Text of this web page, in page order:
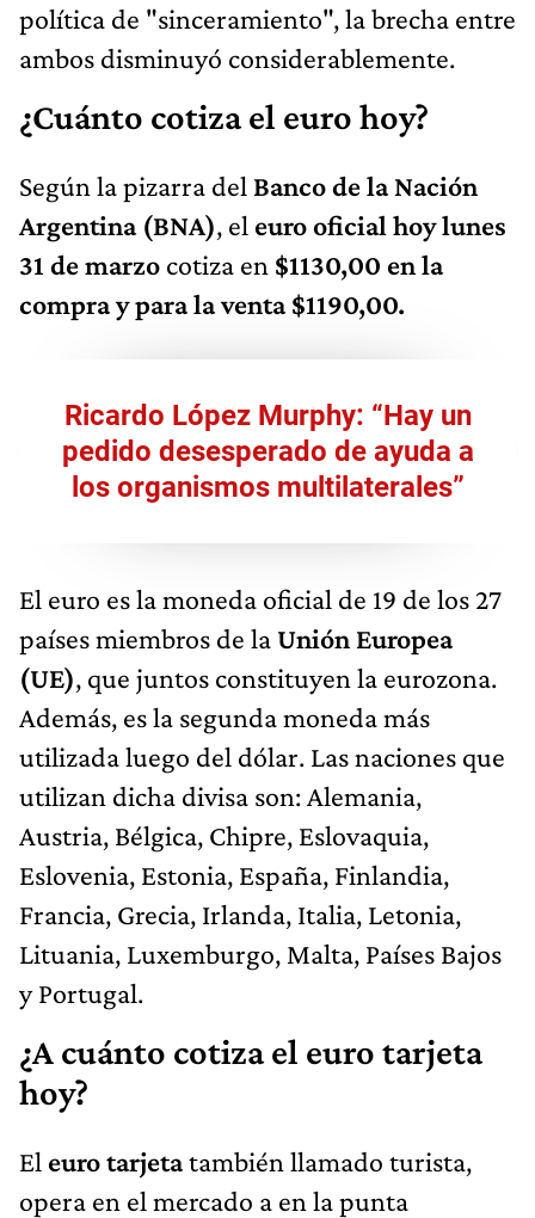
política de "sinceramiento", la brecha entre
ambos disminuyó considerablemente.
¿Cuánto cotiza el euro hoy?
Según la pizarra del Banco de la Nación
Argentina (BNA), el euro oficial hoy lunes
31 de marzo cotiza en $1130,00 en la
compra y para la venta $1190,00.
Ricardo López Murphy: “Hay un
pedido desesperado de ayuda a
los organismos multilaterales”
El euro es la moneda oficial de 19 de los 27
países miembros de laUnión Europea
(UE), que juntos constituyen la eurozona.
Además, es la segunda moneda más
utilizada luego del dólar. Las naciones que
utilizan dicha divisa son: Alemania,
Austria, Bélgica, Chipre, Eslovaquia,
Eslovenia, Estonia, España, Finlandia,
Francia, Grecia, Irlanda, Italia, Letonia,
Lituania, Luxemburgo, Malta, Países Bajos
y Portugal.
¿A cuánto cotiza el euro tarjeta
hoy?
El euro tarjetatambién llamado turista,
opera en el mercado a en la punta